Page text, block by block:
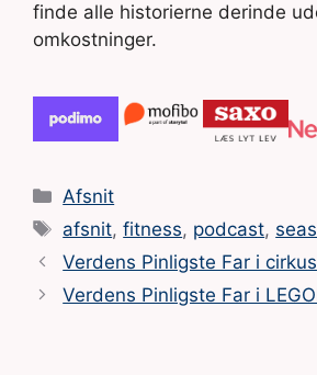
finde alle historierne derinde
omkostninger.
Kategorier
Afsnit
Tags
afsnit,fitness, podcast,
Verdens Pinligste Far i cirkus
Verdens Pinligste Far i